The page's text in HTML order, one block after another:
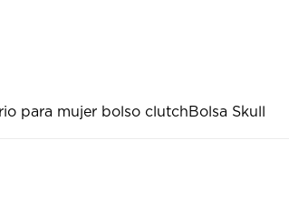
para mujer bolso clutchBolsa Skull